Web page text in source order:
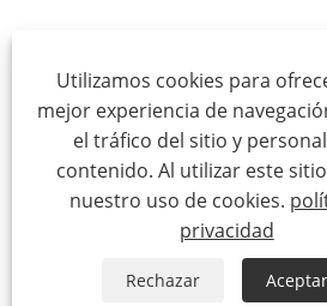
Utilizamos cookies para
mejor experiencia de
el tráfico del sitio y
contenido. Al utilizar este
nuestro uso de cookies.
privacidad
Rechazar Aceptar